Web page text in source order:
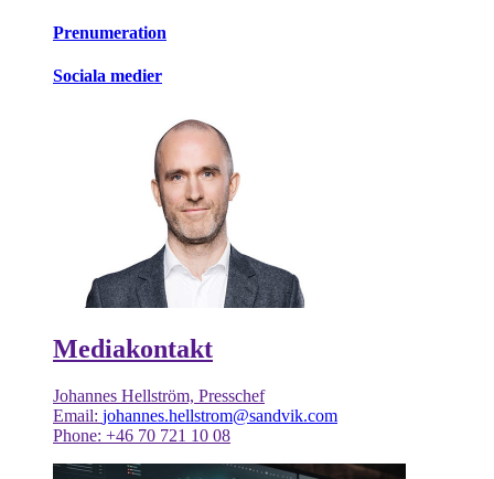
Prenumeration
Sociala medier
Mediakontakt
Johannes Hellström, Presschef
Email: johannes.hellstrom@sandvik.com
Phone: +46 70 721 10 08